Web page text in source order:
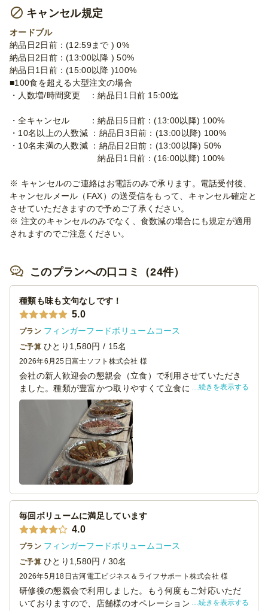
キャンセル規定
オードブル
納品日2日前：(12:59まで ) 0%
納品日2日前：(13:00以降 ) 50%
納品日1日前：(15:00以降 )100%
■100食を超える大型注文の場合
・人数増/時間変更 ：納品日1日前 15:00迄
・全キャンセル ：納品日5日前：(13:00以降) 100%
・10名以上の人数減 ：納品日3日前：(13:00以降) 100%
・10名未満の人数減 ：納品日2日前：(13:00以降) 50%
納品日1日前：(16:00以降) 100%
※ キャンセルのご連絡はお電話のみで承ります。電話受付後、
キャンセルメール（FAX）の送受信をもって、キャンセル確定と
させていただきますので予めご了承ください。
※ 注文のキャンセルのみでなく、食数減の場合にも規定が適用
されますのでご注意ください。
このプランへの口コミ（24件）
種類も味も文句なしです！
5.0
プラン フィンガーフードボリュームコース
ご予算 ひとり1,580円 / 15名
2026年6月25日 富士ソフト株式会社 様
会社の新人歓迎会の懇親会（立食）で利用させていただき
ました。種類が豊富かつ取りやすくて立食にはもってこい
でした！
サラダもフルーツもあり女性に評判がとっても良かったで
続きを表示する
毎回ボリュームに満足しています
4.0
プラン フィンガーフードボリュームコース
ご予算 ひとり1,580円 / 30名
2026年5月18日 古河電工ビジネス＆ライフサポート株式会社 様
研修後の懇親会で利用しました。もう何度もご対応いただ
いておりますので、店舗様のオペレーションも臨機応変に
続きを表示する